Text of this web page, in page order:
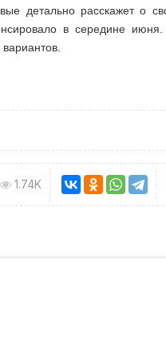
детально расскажет о
в середине
1.74K